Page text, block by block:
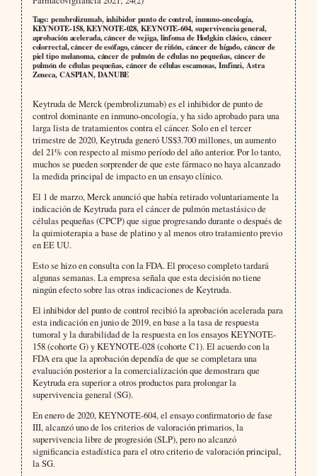
Tags: pembrolizumab, inhibidor punto de control, inmuno-oncología,
KEYNOTE-158, KEYNOTE-028, KEYNOTE-604, supervivencia general,
aprobación acelerada, cáncer de vejiga, linfoma de Hodgkin clásico, cáncer
colorrectal, cáncer de esófago, cáncer de riñón, cáncer de hígado, cáncer de
piel tipo melanoma, cáncer de pulmón de células no pequeñas, cáncer de
pulmón de células pequeñas, cáncer de células escamosas, Imfinzi, Astra
Zeneca, CASPIAN, DANUBE
Keytruda de Merck (pembrolizumab) es el inhibidor de punto de
control dominante en inmuno-oncología, y ha sido aprobado para una
larga lista de tratamientos contra el cáncer. Solo en el tercer
trimestre de 2020, Keytruda generó US$3.700 millones, un aumento
del 21% con respecto al mismo período del año anterior. Por lo tanto,
muchos se pueden sorprender de que este fármaco no haya alcanzado
la medida principal de impacto en un ensayo clínico.
El 1 de marzo, Merck anunció que había retirado voluntariamente la
indicación de Keytruda para el cáncer de pulmón metastásico de
células pequeñas (CPCP) que sigue progresando durante o después de
la quimioterapia a base de platino y al menos otro tratamiento previo
en EE UU.
Esto se hizo en consulta con la FDA. El proceso completo tardará
algunas semanas. La empresa señala que esta decisión no tiene
ningún efecto sobre las otras indicaciones de Keytruda.
El inhibidor del punto de control recibió la aprobación acelerada para
esta indicación en junio de 2019, en base a la tasa de respuesta
tumoral y la durabilidad de la respuesta en los ensayos KEYNOTE-
158 (cohorte G) y KEYNOTE-028 (cohorte C1). El acuerdo con la
FDA era que la aprobación dependía de que se completara una
evaluación posterior a la comercialización que demostrara que
Keytruda era superior a otros productos para prolongar la
supervivencia general (SG).
En enero de 2020, KEYNOTE-604, el ensayo confirmatorio de fase
III, alcanzó uno de los criterios de valoración primarios, la
supervivencia libre de progresión (SLP), pero no alcanzó
significancia estadística para el otro criterio de valoración principal,
la SG.